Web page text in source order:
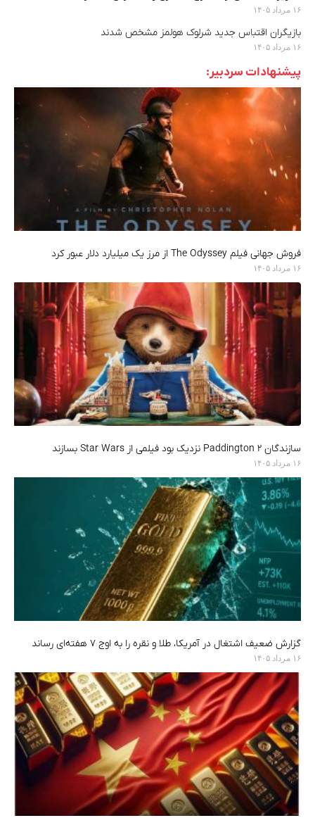
۱۶ مرداد ۱۴۰۵
بازیگران اقتباس جدید شرلوک هولمز مشخص شدند
۱۶ مرداد ۱۴۰۵
پیشنهادات سردبیر:
فروش جهانی فیلم The Odyssey از مرز یک میلیارد دلار عبور کرد
۱۶ مرداد ۱۴۰۵
سازندگان Paddington 2 نزدیک بود فیلمی از Star Wars بسازند
۱۶ مرداد ۱۴۰۵
گزارش ضعیف اشتغال در آمریکا، طلا و نقره را به اوج ۷ هفته‌ای رساند
۱۶ مرداد ۱۴۰۵